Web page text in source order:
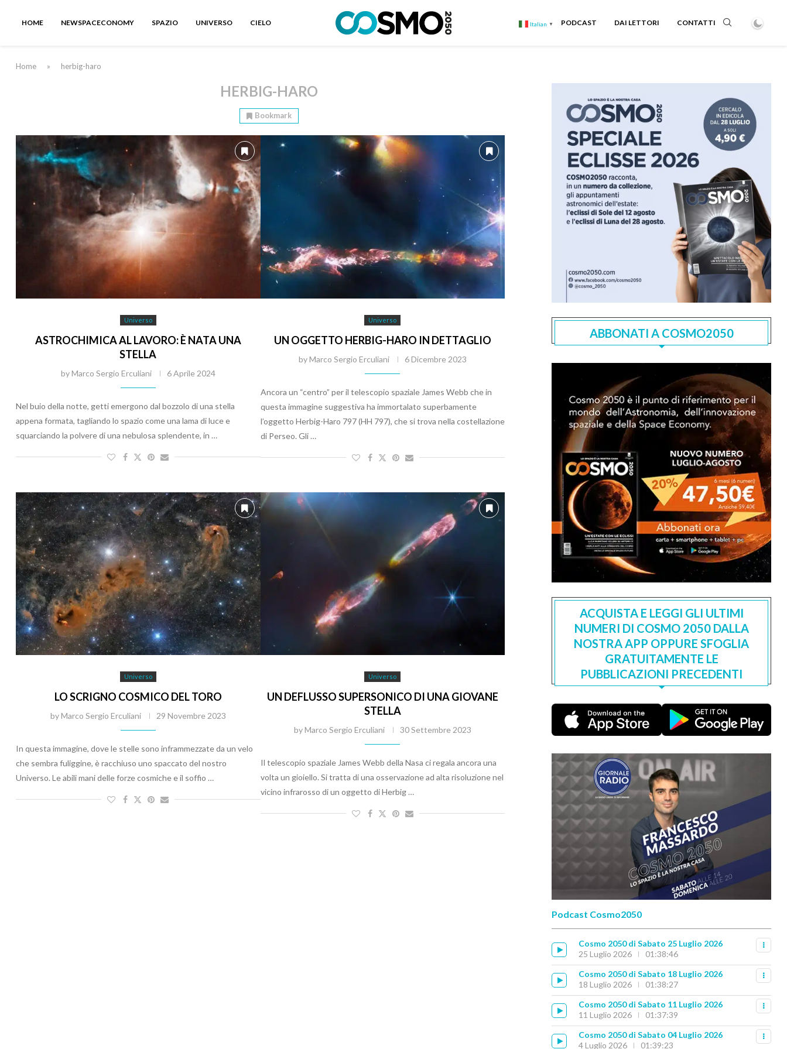
HOME NEWSPACECONOMY SPAZIO UNIVERSO CIELO Italian ▼ PODCAST DAI LETTORI CONTATTI
Home » herbig-haro
HERBIG-HARO
Bookmark
Universo
ASTROCHIMICA AL LAVORO: È NATA UNA
STELLA
byMarco Sergio Erculiani 6 Aprile 2024
Nel buio della notte, getti emergono dal bozzolo di una stella
appena formata, tagliando lo spazio come una lama di luce e
squarciando la polvere di una nebulosa splendente, in …
Universo
UN OGGETTO HERBIG-HARO IN DETTAGLIO
byMarco Sergio Erculiani 6 Dicembre 2023
Ancora un “centro” per il telescopio spaziale James Webb che in
questa immagine suggestiva ha immortalato superbamente
l’oggetto Herbig-Haro 797 (HH 797), che si trova nella costellazione
di Perseo. Gli …
Universo
LO SCRIGNO COSMICO DEL TORO
byMarco Sergio Erculiani 29 Novembre 2023
In questa immagine, dove le stelle sono inframmezzate da un velo
che sembra fuliggine, è racchiuso uno spaccato del nostro
Universo. Le abili mani delle forze cosmiche e il soffio …
Universo
UN DEFLUSSO SUPERSONICO DI UNA GIOVANE
STELLA
byMarco Sergio Erculiani 30 Settembre 2023
Il telescopio spaziale James Webb della Nasa ci regala ancora una
volta un gioiello. Si tratta di una osservazione ad alta risoluzione nel
vicino infrarosso di un oggetto di Herbig …
ABBONATI A COSMO2050
ACQUISTA E LEGGI GLI ULTIMI
NUMERI DI COSMO 2050 DALLA
NOSTRA APP OPPURE SFOGLIA
GRATUITAMENTE LE
PUBBLICAZIONI PRECEDENTI
Podcast Cosmo2050
Cosmo 2050 di Sabato 25 Luglio 2026
25 Luglio 2026
01:38:46
Cosmo 2050 di Sabato 18 Luglio 2026
18 Luglio 2026
01:38:27
Cosmo 2050 di Sabato 11 Luglio 2026
11 Luglio 2026
01:37:39
Cosmo 2050 di Sabato 04 Luglio 2026
4 Luglio 2026
01:39:23